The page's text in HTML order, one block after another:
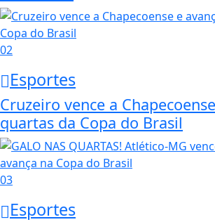
02
Esportes
Cruzeiro vence a
quartas da Copa do Brasil
03
Esportes